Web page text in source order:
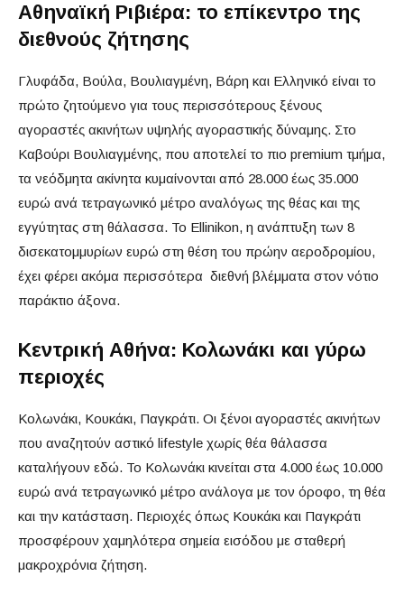
Αθηναϊκή Ριβιέρα: το επίκεντρο της
διεθνούς ζήτησης
Γλυφάδα, Βούλα, Βουλιαγμένη, Βάρη και Ελληνικό είναι το
πρώτο ζητούμενο για τους περισσότερους ξένους
αγοραστές ακινήτων υψηλής αγοραστικής δύναμης. Στο
Καβούρι Βουλιαγμένης, που αποτελεί το πιο premium τμήμα,
τα νεόδμητα ακίνητα κυμαίνονται από 28.000 έως 35.000
ευρώ ανά τετραγωνικό μέτρο αναλόγως της θέας και της
εγγύτητας στη θάλασσα. Το Ellinikon, η ανάπτυξη των 8
δισεκατομμυρίων ευρώ στη θέση του πρώην αεροδρομίου,
έχει φέρει ακόμα περισσότερα διεθνή βλέμματα στον νότιο
παράκτιο άξονα.
Κεντρική Αθήνα: Κολωνάκι και γύρω
περιοχές
Κολωνάκι, Κουκάκι, Παγκράτι. Οι ξένοι αγοραστές ακινήτων
που αναζητούν αστικό lifestyle χωρίς θέα θάλασσα
καταλήγουν εδώ. Το Κολωνάκι κινείται στα 4.000 έως 10.000
ευρώ ανά τετραγωνικό μέτρο ανάλογα με τον όροφο, τη θέα
και την κατάσταση. Περιοχές όπως Κουκάκι και Παγκράτι
προσφέρουν χαμηλότερα σημεία εισόδου με σταθερή
μακροχρόνια ζήτηση.